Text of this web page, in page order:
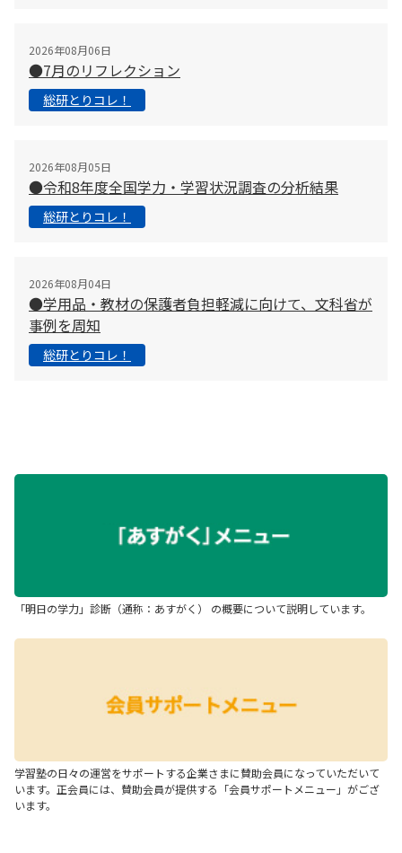
2026年08月06日
●7月のリフレクション
総研とりコレ！
2026年08月05日
●令和8年度全国学力・学習状況調査の分析結果
総研とりコレ！
2026年08月04日
●学用品・教材の保護者負担軽減に向けて、文科省が
事例を周知
総研とりコレ！
「明日の学力」診断（通称：あすがく） の概要について説明しています。
学習塾の日々の運営をサポートする企業さまに賛助会員になっていただいて
います。正会員には、賛助会員が提供する「会員サポートメニュー」がござ
います。